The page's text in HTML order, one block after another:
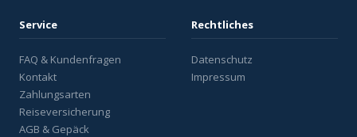
Service
FAQ & Kundenfragen
Kontakt
Zahlungsarten
Reiseversicherung
AGB & Gepäck
Rechtliches
Datenschutz
Impressum